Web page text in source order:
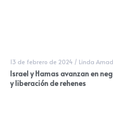
13 de febrero de 2024 / Linda
Israel y Hamas avanzan en
y liberación de rehenes